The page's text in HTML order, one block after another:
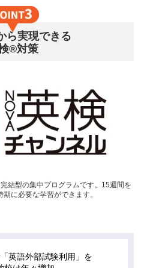
ら実現できる
®対策
結型の集中プログラムです。15週間を
に必要な学習ができます。
英語外部試験利用」を